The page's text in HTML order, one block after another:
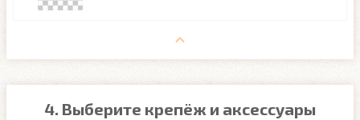
4. Выберите крепёж и аксессуары